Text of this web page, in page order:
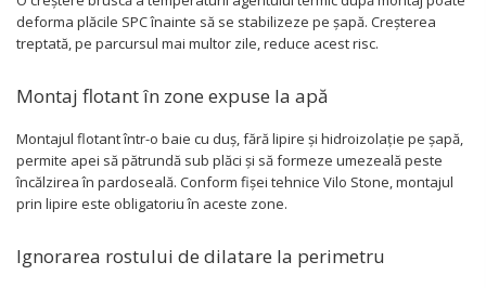
deforma plăcile SPC înainte să se stabilizeze pe șapă. Creșterea
treptată, pe parcursul mai multor zile, reduce acest risc.
Montaj flotant în zone expuse la apă
Montajul flotant într-o baie cu duș, fără lipire și hidroizolație pe șapă,
permite apei să pătrundă sub plăci și să formeze umezeală peste
încălzirea în pardoseală. Conform fișei tehnice Vilo Stone, montajul
prin lipire este obligatoriu în aceste zone.
Ignorarea rostului de dilatare la perimetru